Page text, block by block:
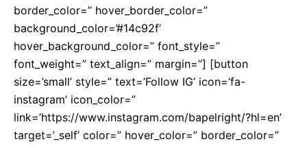
border_color=” hover_border_color=”
background_color=’#14c92f’
hover_background_color=” font_style=”
font_weight=” text_align=” margin=”] [button
size=’small’ style=” text=’Follow IG’ icon=’fa-
instagram’ icon_color=”
link=’https://www.instagram.com/bapelright/?hl=en’
target=’_self’ color=” hover_color=” border_color=”